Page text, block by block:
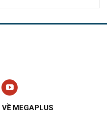
VỀ MEGAPLUS